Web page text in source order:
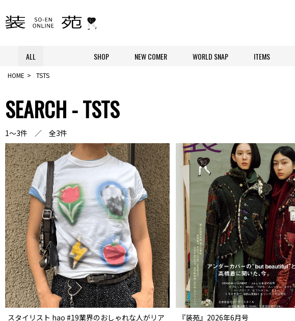
ALL SHOP NEW COMER WORLD SNAP ITEMS
HOME TSTS
SEARCH - TSTS
1～3件 ／ 全3件
スタイリスト hao #19業界のおしゃれな人がリア
『装苑』2026年6月号